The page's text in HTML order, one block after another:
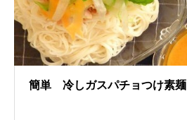
簡単 冷しガスパチョつけ素麺